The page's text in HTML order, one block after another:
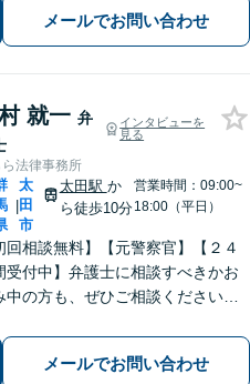
けています。交通事故、刑事事
医療問題などにも対応【休日の対
】
メールでお問い合わせ
就一 弁
インタビューを
見る
ら法律事務所
|
太
田
市
太田駅 か
ら徒歩10分
営業時間：09:00~
18:00（平日）
回相談無料】【元警察官】【２４
受付中】弁護士に相談すべきかお
中の方も、ぜひご相談ください
など】ご相談者さまに寄り添い、
細やかな対応で、スピーディーに
メールでお問い合わせ